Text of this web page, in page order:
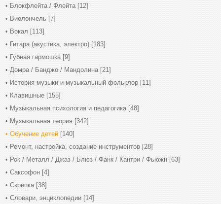
Блокфлейта / Флейта [12]
Виолончель [7]
Вокал [113]
Гитара (акустика, электро) [183]
Губная гармошка [9]
Домра / Банджо / Мандолина [21]
История музыки и музыкальный фольклор [11]
Клавишные [155]
Музыкальная психология и педагогика [48]
Музыкальная теория [342]
Обучение детей [140]
Ремонт, настройка, создание инструментов [28]
Рок / Металл / Джаз / Блюз / Фанк / Кантри / Фьюжн [63]
Саксофон [4]
Скрипка [38]
Словари, энциклопедии [14]